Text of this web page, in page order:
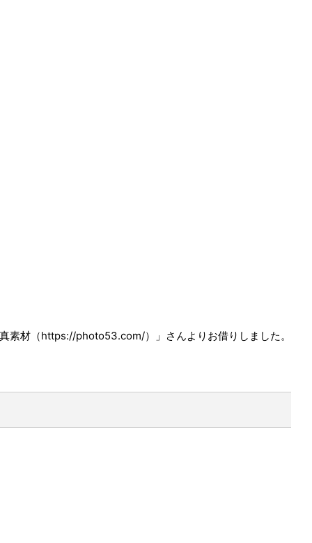
素材（https://photo53.com/）」さんよりお借りしました。